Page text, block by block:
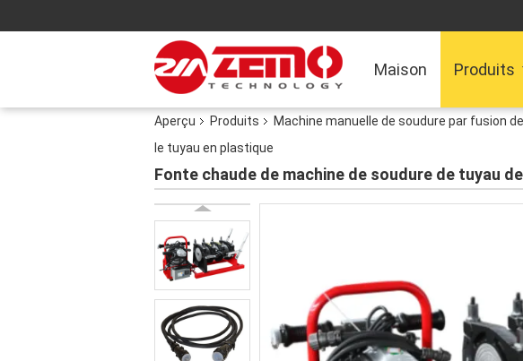
Maison Produits
Aperçu Produits Machine manuelle de soudure par fusion
le tuyau en plastique
Fonte chaude de machine de soudure de tuyau